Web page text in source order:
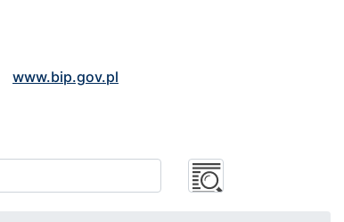
www.bip.gov.pl